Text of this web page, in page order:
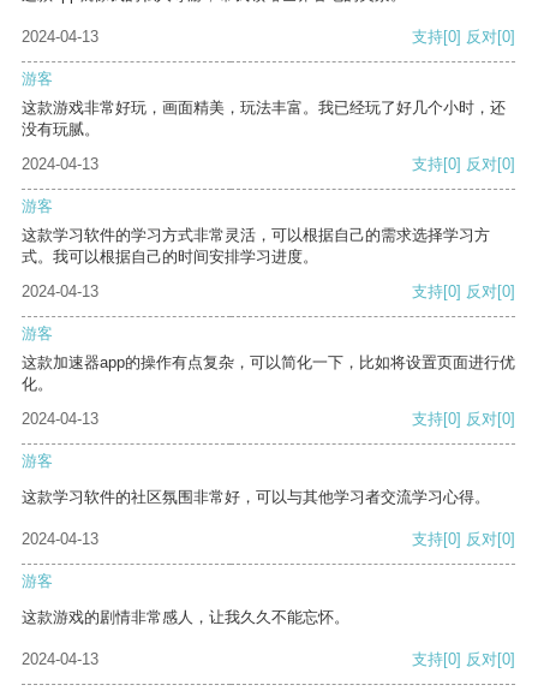
2024-04-13 支持[0] 反对[0]
游客
这款游戏非常好玩，画面精美，玩法丰富。我已经玩了好几个小时，还
没有玩腻。
2024-04-13
支持[0] 反对[0]
游客
这款学习软件的学习方式非常灵活，可以根据自己的需求选择学习方
式。我可以根据自己的时间安排学习进度。
2024-04-13
支持[0] 反对[0]
游客
这款加速器app的操作有点复杂，可以简化一下，比如将设置页面进行优
化。
2024-04-13
支持[0] 反对[0]
游客
这款学习软件的社区氛围非常好，可以与其他学习者交流学习心得。
2024-04-13 支持[0] 反对[0]
游客
这款游戏的剧情非常感人，让我久久不能忘怀。
2024-04-13 支持[0] 反对[0]